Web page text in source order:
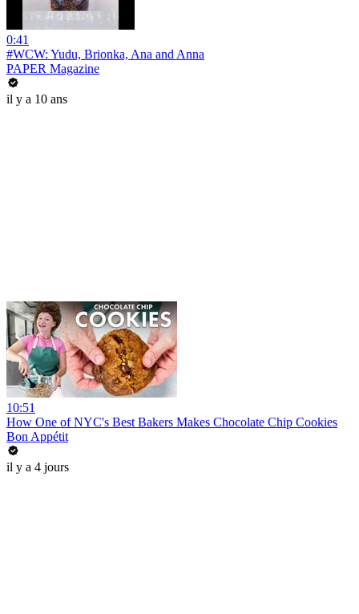
0:41
#WCW: Yudu, Brionka, Ana and Anna
PAPER Magazine
il y a 10 ans
10:51
How One of NYC's Best Bakers Makes Chocolate Chip Cookies
Bon Appétit
il y a 4 jours